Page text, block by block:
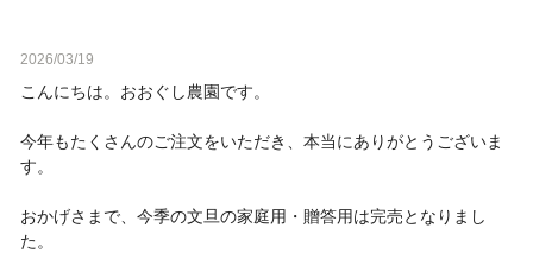
2026/03/19
こんにちは。おおぐし農園です。
今年もたくさんのご注文をいただき、本当にありがとうございま
す。
おかげさまで、今季の文旦の家庭用・贈答用は完売となりまし
た。